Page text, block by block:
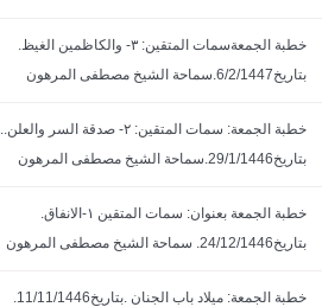
خطبة الجمعةسمات المتقين: ٣- والكاظمين الغيظ.
بتاريخ6/2/1447.سماحة الشيخ مصطفى المرهون
خطبة الجمعة: سمات المتقين: ٢- صدقة السر والعلن..
بتاريخ29/1/1446.سماحة الشيخ مصطفى المرهون
خطبة الجمعة بعنوان: سمات المتقين ١-الانفاق.
بتاريخ24/12/1446. سماحة الشيخ مصطفى المرهون
خطبة الجمعة: ميلاد باب الجنان .بتاريخ11/11/1446.